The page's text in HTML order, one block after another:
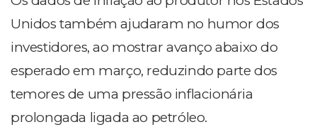
Unidos também ajudaram no humor dos
investidores, ao mostrar avanço abaixo do
esperado em março, reduzindo parte dos
temores de uma pressão inflacionária
prolongada ligada ao petróleo.